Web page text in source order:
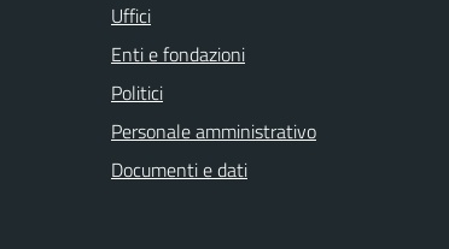
Uffici
Enti e fondazioni
Politici
Personale amministrativo
Documenti e dati